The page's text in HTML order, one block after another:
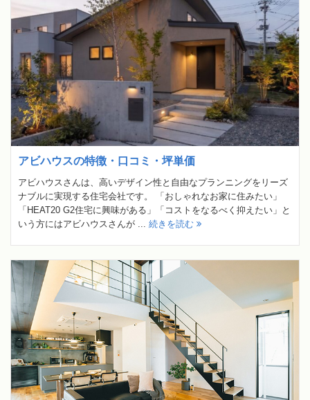
アビハウスの特徴・口コミ・坪単価
アビハウスさんは、高いデザイン性と自由なプランニングをリーズ
ナブルに実現する住宅会社です。 「おしゃれなお家に住みたい」
「HEAT20 G2住宅に興味がある」「コストをなるべく抑えたい」と
いう方にはアビハウスさんが ... 続きを読む